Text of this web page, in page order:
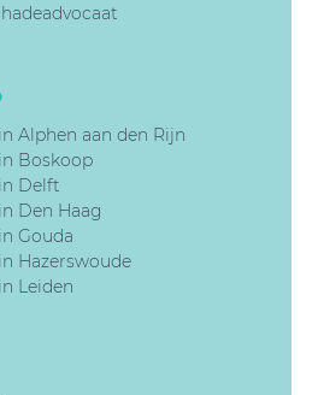
Alphen aan den Rijn
Boskoop
Delft
Den Haag
Gouda
Hazerswoude
Leiden